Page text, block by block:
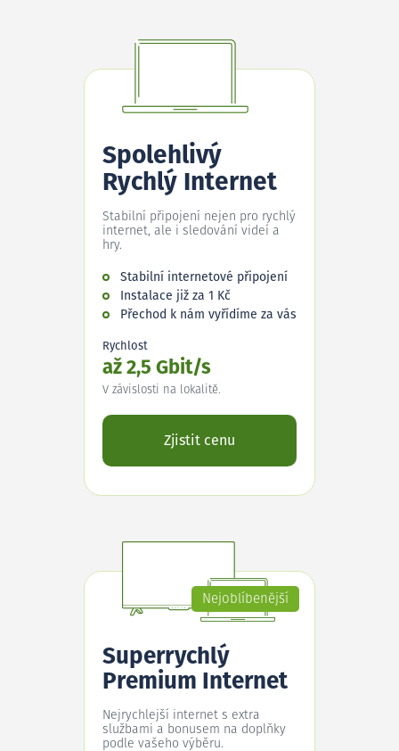
Spolehlivý
Rychlý Internet
Stabilní připojení nejen pro rychlý
internet, ale i sledování videí a
hry.
Stabilní internetové připojení
Instalace již za 1 Kč
Přechod k nám vyřídíme za vás
Rychlost
až 2,5 Gbit/s
V závislosti na lokalitě.
Zjistit cenu
Nejoblíbenější
Superrychlý
Premium Internet
Nejrychlejší internet s extra
službami a bonusem na doplňky
podle vašeho výběru.